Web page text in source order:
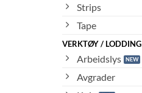
Strips
Tape
VERKTØY / LODDING
Arbeidslys
Avgrader